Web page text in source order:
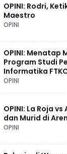
OPINI: Rodri,
Maestro
OPINI
OPINI: Menatap
Program Studi
Informatika
OPINI
OPINI: La Roja
dan Murid di
OPINI